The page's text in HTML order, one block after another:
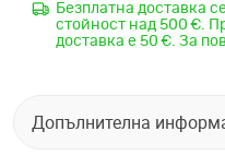
Безплатна доставка
стойност над 500 €.
доставка е 50 €. За
Допълнителна